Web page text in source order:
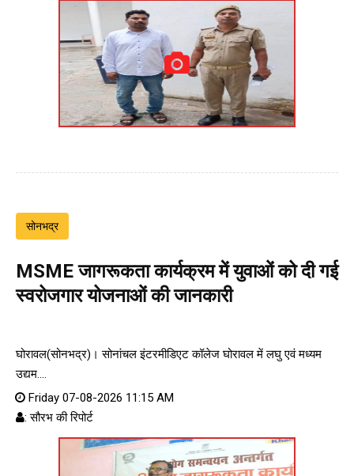
सोनभद्र
MSME जागरूकता कार्यक्रम में युवाओं को दी गई
स्वरोजगार योजनाओं की जानकारी
घोरावल(सोनभद्र)। सोनांचल इंटरमीडिएट कॉलेज घोरावल में लघु एवं मध्यम
उद्यम....
Friday 07-08-2026 11:15 AM
: सौरभ की रिपोर्ट